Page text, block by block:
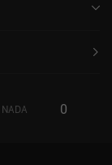
sobre 5,0 en la
0